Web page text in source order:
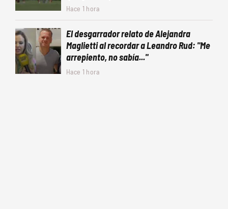
Hace 1 hora
El desgarrador relato de Alejandra
Maglietti al recordar a Leandro Rud: "Me
arrepiento, no sabía..."
Hace 1 hora